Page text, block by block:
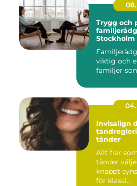
Trygg och
Stockholm
viktig och
familjer
Invisalign diskret
tänder
Allt fler
tänder
knappt
för klassi...